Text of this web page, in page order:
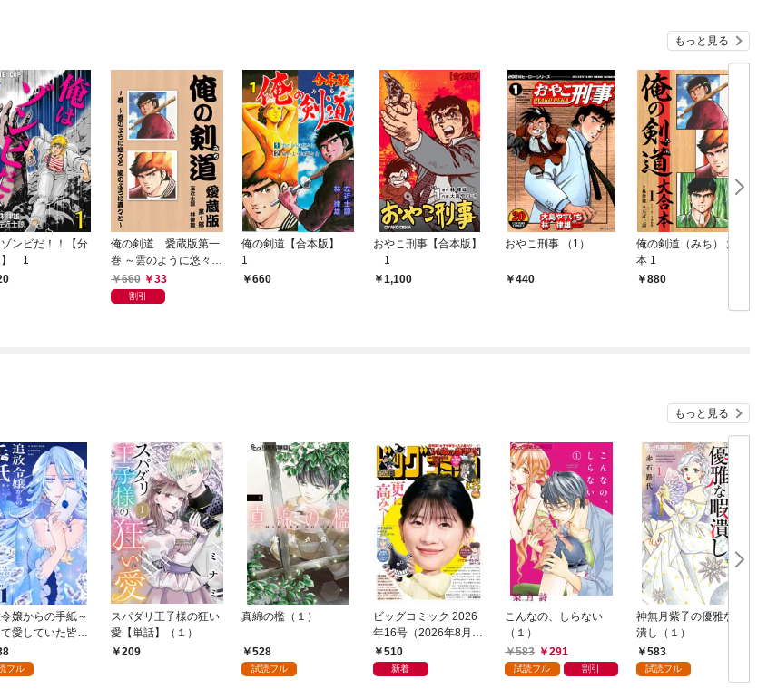
もっと見る
ンビだ！！【分
】 1
俺の剣道 愛蔵版第一
巻 ～雲のように悠々
と 嵐のように轟々と
～
660 33
割引
俺の剣道【合本版】
1
660
おやこ刑事【合本版】
1
1,100
おやこ刑事 （1）
440
俺の剣道（みち） 大合
本 1
880
もっと見る
嬢からの手紙～
愛していた皆さ
私のことなどお忘
か？～【単話】
フル
スパダリ王子様の狂い
愛【単話】（１）
209
真綿の檻（１）
528
試読フル
ビッグコミック 2026
年16号（2026年8月7
日発売）
510
新着
こんなの、しらない
（１）
583
291
試読フル 割引
神無月紫子の優雅な暇
潰し（１）
583
試読フル